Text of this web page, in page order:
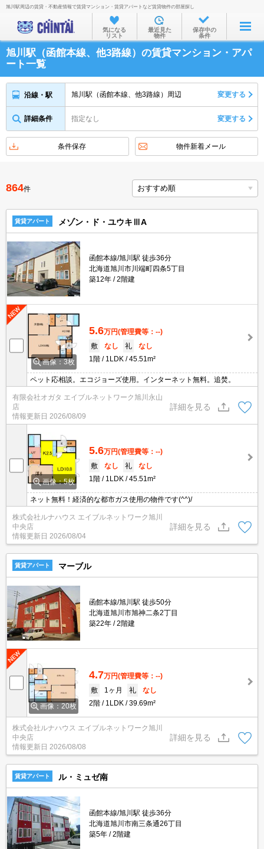
お部屋を探す
沿線・駅から
住所から
家賃相場から
不動産会社から
旭川駅周辺の賃貸・不動産情報で賃貸マンション・賃貸アパートなど賃貸物件の部屋探し
気になる
リスト
最近見た
物件
保存中の
条件
旭川駅（函館本線、他3路線）の賃貸マンション・アパ
ート一覧
沿線・駅 旭川駅（函館本線、他3路線）周辺 変更する
詳細条件 指定なし 変更する
条件保存 物件新着メール
864件
賃貸アパート メゾン・ド・ユウキⅢA
函館本線/旭川駅 徒歩36分
北海道旭川市川端町四条5丁目
築12年
2階建
画像：3枚
5.6万円(管理費等：--)
敷
なし 礼
なし
1階
1LDK 45.51m²
ペット応相談。エコジョーズ使用。インターネット無料。追焚。
有限会社オガタ エイブルネットワーク旭川永山
店
情報更新日 2026/08/09
詳細を見る
画像：5枚
5.6万円(管理費等：--)
敷
なし 礼
なし
1階
1LDK 45.51m²
ネット無料！経済的な都市ガス使用の物件です(^^)/
株式会社ルナハウス エイブルネットワーク旭川
中央店
情報更新日 2026/08/04
詳細を見る
賃貸アパート マーブル
函館本線/旭川駅 徒歩50分
北海道旭川市旭神二条2丁目
築22年
2階建
画像：20枚
4.7万円(管理費等：--)
敷
1ヶ月 礼
なし
2階
1LDK 39.69m²
株式会社ルナハウス エイブルネットワーク旭川
中央店
情報更新日 2026/08/08
詳細を見る
賃貸アパート ル・ミュゼ南
函館本線/旭川駅 徒歩36分
北海道旭川市南三条通26丁目
築5年
2階建